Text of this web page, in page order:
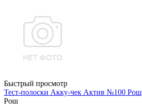
Быстрый просмотр
Тест-полоски Акку-чек Актив №100 Рош
Рош